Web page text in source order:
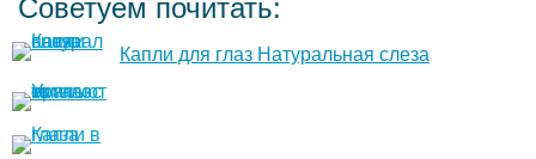
Советуем почитать:
Капли для глаз Натуральная слеза